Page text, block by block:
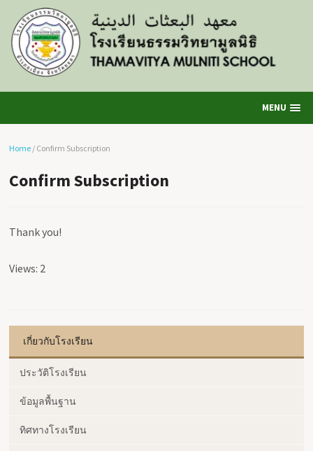
MENU
Home / Confirm Subscription
Confirm Subscription
Thank you!
Views: 2
เกี่ยวกับโรงเรียน
ประวัติโรงเรียน
ข้อมูลพื้นฐาน
ทิศทางโรงเรียน